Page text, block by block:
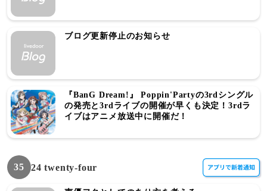
ブログ更新停止のお知らせ
『BanG Dream!』 Poppin'Partyの3rdシングル
の発売と3rdライブの開催が早くも決定！3rdラ
イブはアニメ放送中に開催だ！
35 24 twenty-four